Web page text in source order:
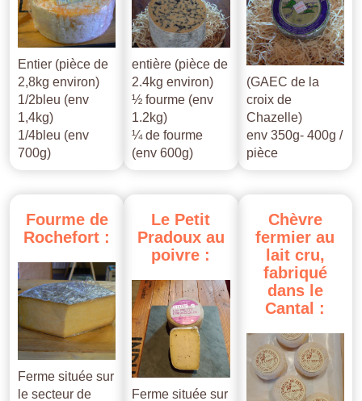
Entier (pièce de
2,8kg environ)
1/2bleu (env
1,4kg)
1/4bleu (env
700g)
entière (pièce de
2.4kg environ)
½ fourme (env
1.2kg)
¼ de fourme
(env 600g)
(GAEC de la
croix de
Chazelle)
env 350g- 400g /
pièce
Fourme de
Rochefort :
Ferme située sur
le secteur de
Le Petit
Pradoux au
poivre :
Ferme située sur
Chèvre
fermier au
lait cru,
fabriqué
dans le
Cantal :